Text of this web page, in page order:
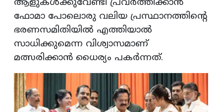
ആളുകൾക്കുവേണ്ടി പ്രവർത്തിക്കാൻ
ഫോമാ പോലൊരു വലിയ പ്രസ്ഥാനത്തിന്റെ
ഭരണസമിതിയിൽ എത്തിയാൽ
സാധിക്കുമെന്ന വിശ്വാസമാണ്
മത്സരിക്കാൻ ധൈര്യം പകർന്നത്.